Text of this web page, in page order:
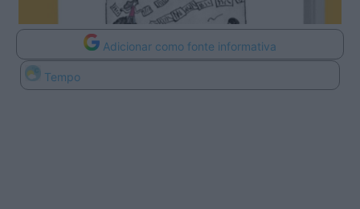
Adicionar como fonte informativa
Tempo